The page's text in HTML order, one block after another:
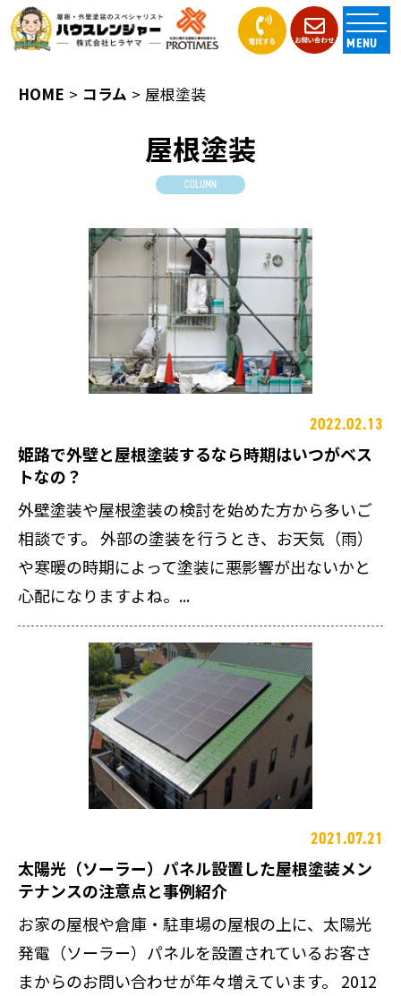
MENU
HOME コラム 屋根塗装
屋根塗装
COLUMN
2022.02.13
姫路で外壁と屋根塗装するなら時期はいつがベス
トなの？
外壁塗装や屋根塗装の検討を始めた方から多いご
相談です。 外部の塗装を行うとき、お天気（雨）
や寒暖の時期によって塗装に悪影響が出ないかと
心配になりますよね。...
2021.07.21
太陽光（ソーラー）パネル設置した屋根塗装メン
テナンスの注意点と事例紹介
お家の屋根や倉庫・駐車場の屋根の上に、太陽光
発電（ソーラー）パネルを設置されているお客さ
まからのお問い合わせが年々増えています。 2012